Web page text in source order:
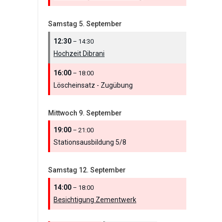
Samstag 5. September
12:30 – 14:30
Hochzeit Dibrani
16:00 – 18:00
Löscheinsatz - Zugübung
Mittwoch 9. September
19:00 – 21:00
Stationsausbildung 5/8
Samstag 12. September
14:00 – 18:00
Besichtigung Zementwerk